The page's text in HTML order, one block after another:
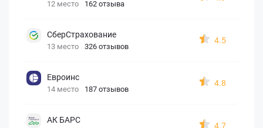
12 место 162 отзыва
СберСтрахование
13 место 326 отзывов
4.5
Евроинс
14 место 187 отзывов
4.8
АК БАРС
4.7